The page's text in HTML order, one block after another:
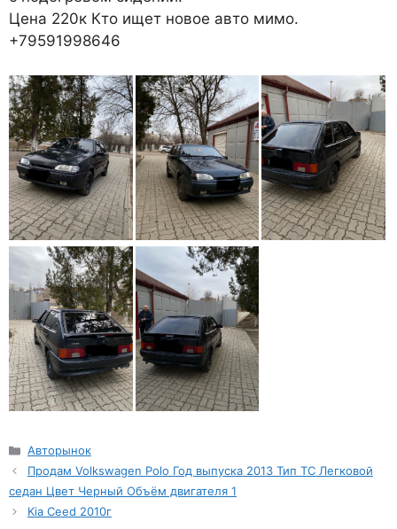
Цена 220к Кто ищет новое авто мимо.
+79591998646
Рубрики
Авторынок
Продам Volkswagen Polo Год выпуска 2013 Тип ТС Легковой
седан Цвет Черный Объём двигателя 1
Kia Ceed 2010г